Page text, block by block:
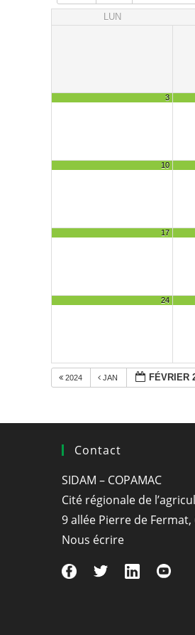
LUN
3
10
17
24
2024 JAN FÉVRIER
Contact
SIDAM – COPAMAC
Cité régionale de
9 allée Pierre de Fermat,
Nous écrire